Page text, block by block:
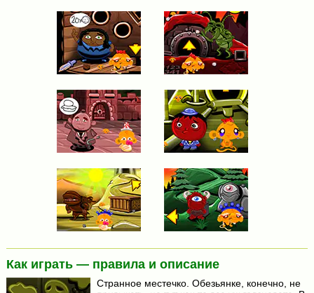
Как играть — правила и описание
Странное местечко. Обезьянке, конечно, не